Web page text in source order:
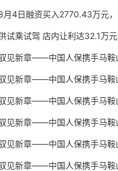
试乘试驾 店内让利达32.1万元